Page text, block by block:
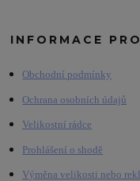
INFORMACE
Obchodní podmínky
Ochrana osobních údajů
Velikostní rádce
Prohlášení o shodě
Výměna velikosti nebo